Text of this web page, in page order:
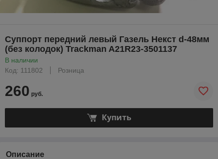
Суппорт передний левый Газель Некст d-48мм
(без колодок) Trackman A21R23-3501137
В наличии
Код: 111802
Розница
260 руб.
Купить
Описание